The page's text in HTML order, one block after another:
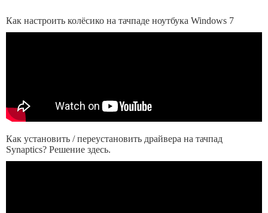
Как настроить колёсико на тачпаде ноутбука Windows 7
Как установить / переустановить драйвера на тачпад
Synaptics? Решение здесь.